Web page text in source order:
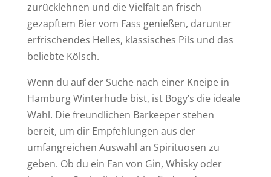
zurücklehnen und die Vielfalt an frisch
gezapftem Bier vom Fass genießen, darunter
erfrischendes Helles, klassisches Pils und das
beliebte Kölsch.
Wenn du auf der Suche nach einer Kneipe in
Hamburg Winterhude bist, ist Bogy’s die ideale
Wahl. Die freundlichen Barkeeper stehen
bereit, um dir Empfehlungen aus der
umfangreichen Auswahl an Spirituosen zu
geben. Ob du ein Fan von Gin, Whisky oder